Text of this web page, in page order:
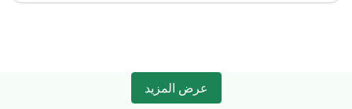
عرض المزيد